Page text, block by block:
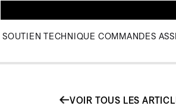
SOUTIEN TECHNIQUE COMMANDES
VOIR TOUS LES